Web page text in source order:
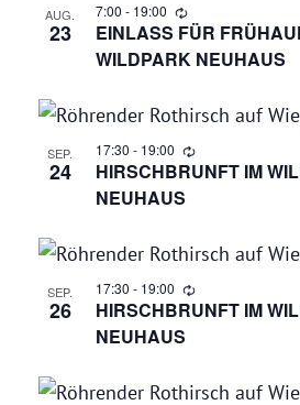
AUG.
23
7:00 - 19:00
EINLASS FÜR
WILDPARK NEUHAUS
SEP.
24
17:30 - 19:00
HIRSCHBRUNFT IM
NEUHAUS
SEP.
26
17:30 - 19:00
HIRSCHBRUNFT IM
NEUHAUS